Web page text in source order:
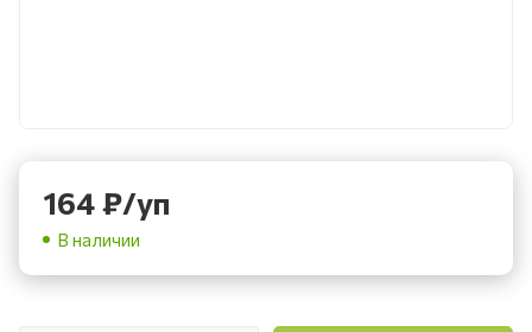
164₽/уп
В наличии